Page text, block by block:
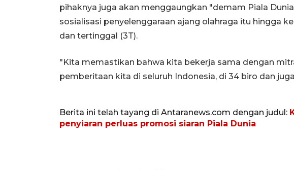
pihaknya juga akan menggaungkan "demam Piala
sosialisasi penyelenggaraan ajang olahraga itu hingga
dan tertinggal (3T).
"Kita memastikan bahwa kita bekerja sama dengan
pemberitaan kita di seluruh Indonesia, di 34 biro dan
Berita ini telah tayang di Antaranews.com dengan judul:
penyiaran perluas promosi siaran Piala Dunia